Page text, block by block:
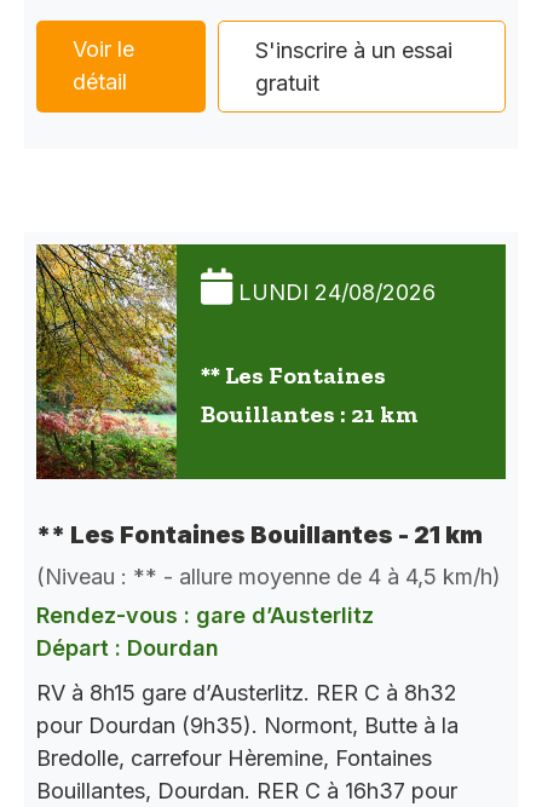
Voir le
détail
S'inscrire à un essai
gratuit
LUNDI 24/08/2026
** Les Fontaines
Bouillantes : 21 km
** Les Fontaines Bouillantes - 21 km
(Niveau : ** - allure moyenne de 4 à 4,5 km/h)
Rendez-vous : gare d’Austerlitz
Départ : Dourdan
RV à 8h15 gare d’Austerlitz. RER C à 8h32
pour Dourdan (9h35). Normont, Butte à la
Bredolle, carrefour Hèremine, Fontaines
Bouillantes, Dourdan. RER C à 16h37 pour